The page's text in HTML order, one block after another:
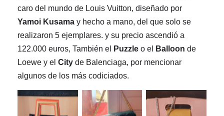
caro del mundo de Louis Vuitton, diseñado por
Yamoi Kusama y hecho a mano, del que solo se
realizaron 5 ejemplares. y su precio ascendió a
122.000 euros, También el Puzzle o el Balloon de
Loewe y el City de Balenciaga, por mencionar
algunos de los más codiciados.